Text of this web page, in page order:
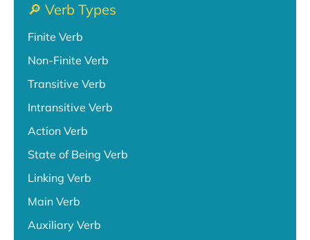
🔎 Verb Types
Finite Verb
Non-Finite Verb
Transitive Verb
Intransitive Verb
Action Verb
State of Being Verb
Linking Verb
Main Verb
Auxiliary Verb